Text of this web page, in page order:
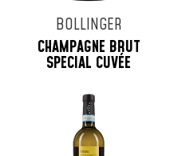
BOLLINGER
CHAMPAGNE BRUT
SPECIAL CUVÉE